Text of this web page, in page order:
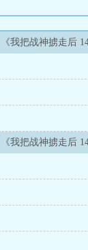
《我把战神掳走后
《我把战神掳走后